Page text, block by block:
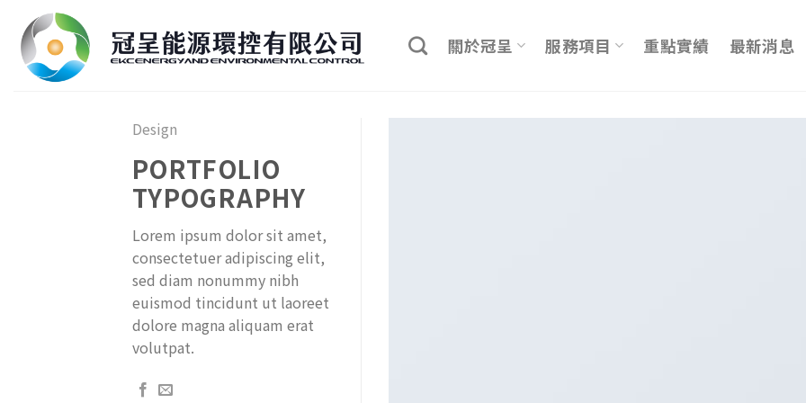
content
關於冠呈 服務項目 重點實績 最新消息
Design
PORTFOLIO
TYPOGRAPHY
Lorem ipsum dolor sit amet,
consectetuer adipiscing elit,
sed diam nonummy nibh
euismod tincidunt ut laoreet
dolore magna aliquam erat
volutpat.